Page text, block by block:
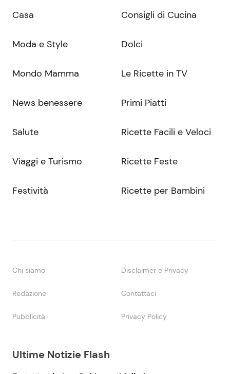
Ultime Notizie Flash
Casa
Moda e Style
Mondo Mamma
News benessere
Salute
Viaggi e Turismo
Festività
Consigli di Cucina
Dolci
Le Ricette in TV
Primi Piatti
Ricette Facili e Veloci
Ricette Feste
Ricette per Bambini
Chi siamo Disclaimer e Privacy
Redazione Contattaci
Pubblicità Privacy Policy